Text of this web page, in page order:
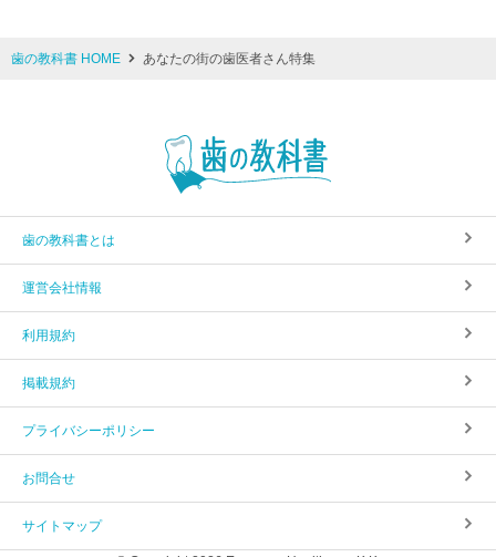
歯の教科書 HOME あなたの街の歯医者さん特集
歯の教科書とは
運営会社情報
利用規約
掲載規約
プライバシーポリシー
お問合せ
サイトマップ